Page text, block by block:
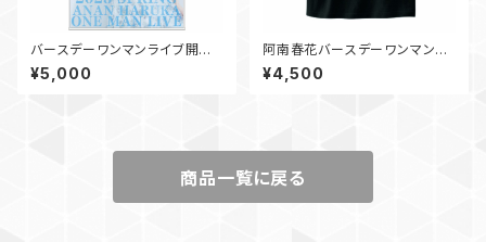
バースデーワンマンライブ開催
記念グッズ「タペストリー②」
¥5,000
阿南春花バースデーワンマンラ
イブ。グッズTシャツ（ブラック）
¥4,500
商品一覧に戻る